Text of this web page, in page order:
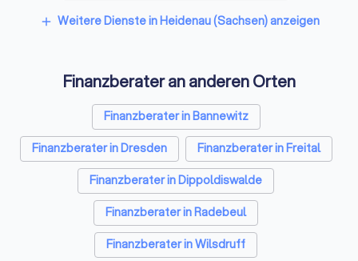
add Weitere Dienste in Heidenau (Sachsen) anzeigen
Finanzberater an anderen Orten
Finanzberater in Bannewitz
Finanzberater in Dresden
Finanzberater in Freital
Finanzberater in Dippoldiswalde
Finanzberater in Radebeul
Finanzberater in Wilsdruff